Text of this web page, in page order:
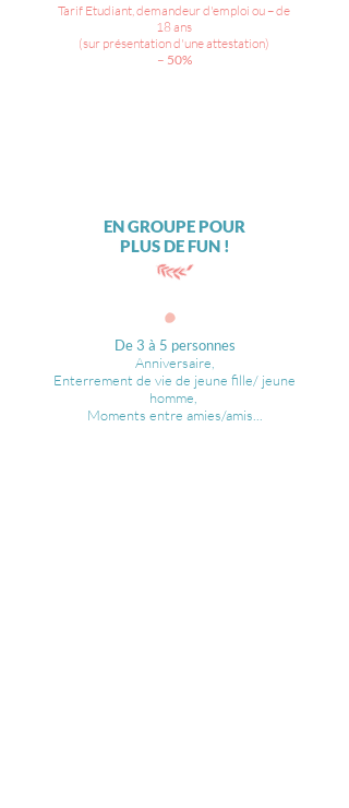
Tarif Etudiant, demandeur d'emploi ou – de
18 ans
(sur présentation d'une attestation)
– 50%
EN GROUPE POUR
PLUS DE FUN !
De 3 à 5 personnes
Anniversaire,
Enterrement de vie de jeune fille/ jeune
homme,
Moments entre amies/amis...